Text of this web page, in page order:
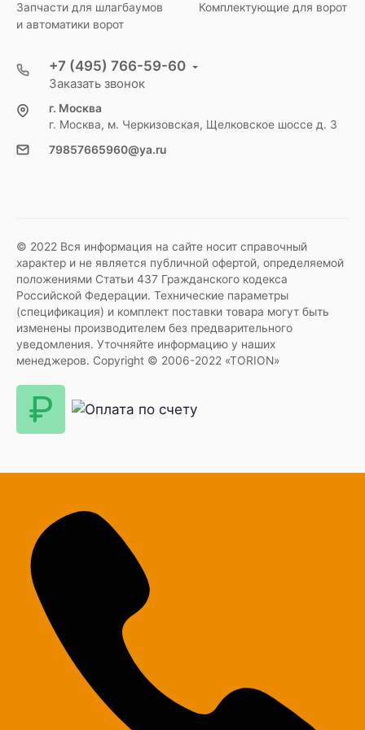
Запчасти для шлагбаумов
и автоматики ворот
Комплектующие для ворот
+7 (495) 766-59-60
Заказать звонок
г. Москва
г. Москва, м. Черкизовская, Щелковское шоссе д. 3
79857665960@ya.ru
© 2022 Вся информация на сайте носит справочный
характер и не является публичной офертой, определяемой
положениями Статьи 437 Гражданского кодекса
Российской Федерации. Технические параметры
(спецификация) и комплект поставки товара могут быть
изменены производителем без предварительного
уведомления. Уточняйте информацию у наших
менеджеров. Copyright © 2006-2022 «TORION»